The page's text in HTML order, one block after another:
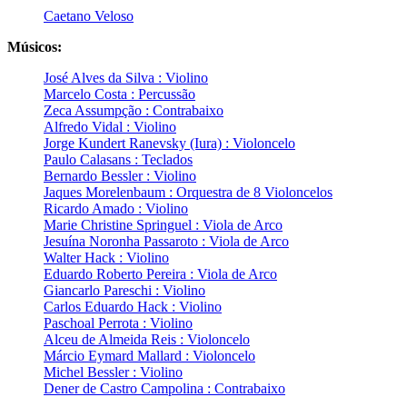
Caetano Veloso
Músicos:
José Alves da Silva : Violino
Marcelo Costa : Percussão
Zeca Assumpção : Contrabaixo
Alfredo Vidal : Violino
Jorge Kundert Ranevsky (Iura) : Violoncelo
Paulo Calasans : Teclados
Bernardo Bessler : Violino
Jaques Morelenbaum : Orquestra de 8 Violoncelos
Ricardo Amado : Violino
Marie Christine Springuel : Viola de Arco
Jesuína Noronha Passaroto : Viola de Arco
Walter Hack : Violino
Eduardo Roberto Pereira : Viola de Arco
Giancarlo Pareschi : Violino
Carlos Eduardo Hack : Violino
Paschoal Perrota : Violino
Alceu de Almeida Reis : Violoncelo
Márcio Eymard Mallard : Violoncelo
Michel Bessler : Violino
Dener de Castro Campolina : Contrabaixo